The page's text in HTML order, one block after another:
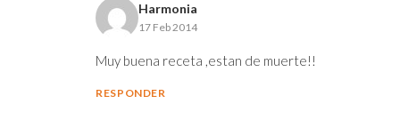
Harmonia
17 Feb 2014
Muy buena receta ,estan de muerte!!
RESPONDER